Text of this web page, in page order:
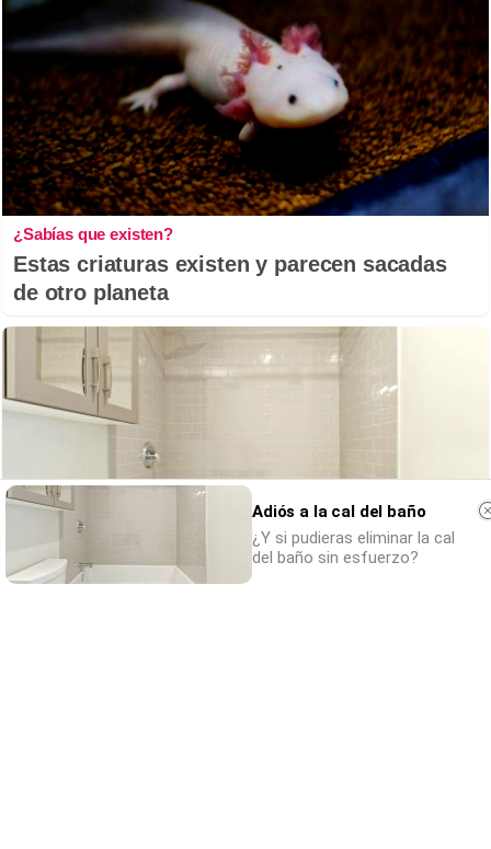
¿Sabías que existen?
Estas criaturas existen y parecen sacadas
de otro planeta
Adiós a la cal del baño
¿Y si pudieras eliminar la cal
del baño sin esfuerzo?